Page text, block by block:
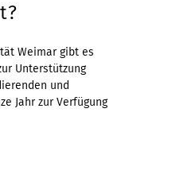
Weimar gibt es
Unterstützung
und
Jahr zur Verfügung